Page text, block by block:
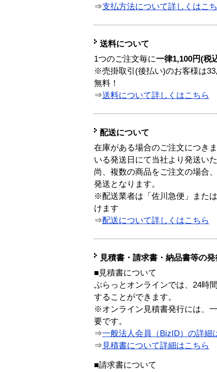
⇒支払方法について詳しくはこ
送料について
1つのご注文毎に一律1,100円(税
※売掛取引(後払い)のお客様は
無料！
⇒送料について詳しくはこちら
配送について
在庫がある場合のご注文につき
いる発送日にて当社より発送い
尚、複数の商品をご注文の場合
発送となります。
※配送業者は「佐川急便」また
けます
⇒配送について詳しくはこちら
見積書・請求書・納品書等の
■見積書について
ぷらっとオンラインでは、24時
することができます。
※オンライン見積書発行には、
要です。
⇒一般法人会員（BizID）の詳細
⇒ 見積書について詳細はこちら
■請求書について